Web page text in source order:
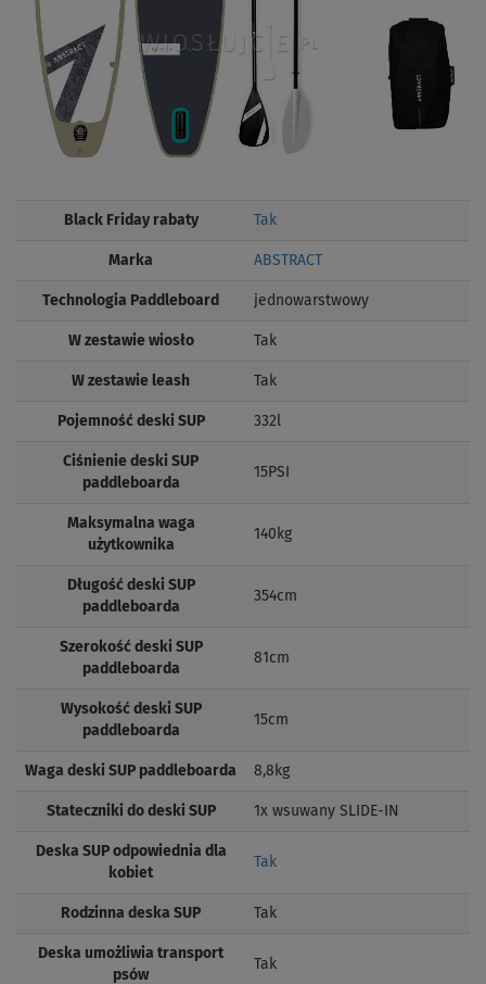
Black Friday rabaty Tak
Marka ABSTRACT
Technologia Paddleboard jednowarstwowy
W zestawie wiosło Tak
W zestawie leash Tak
Pojemność deski SUP 332l
Ciśnienie deski SUP
paddleboarda
15PSI
Maksymalna waga
użytkownika
140kg
Długość deski SUP
paddleboarda
354cm
Szerokość deski SUP
paddleboarda
81cm
Wysokość deski SUP
paddleboarda
15cm
Waga deski SUP paddleboarda 8,8kg
Stateczniki do deski SUP 1x wsuwany SLIDE-IN
Deska SUP odpowiednia dla
kobiet
Tak
Rodzinna deska SUP Tak
Deska umożliwia transport
psów
Tak